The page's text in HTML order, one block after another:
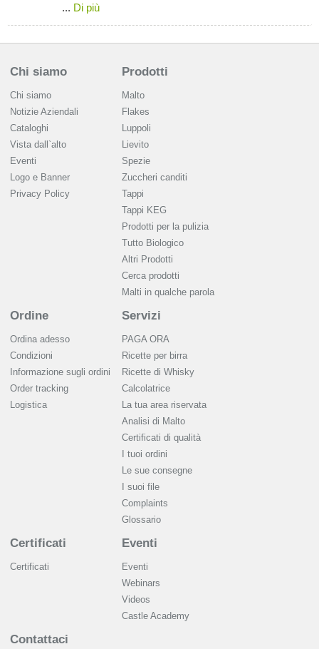
... Di più
Chi siamo
Chi siamo
Notizie Aziendali
Cataloghi
Vista dall`alto
Eventi
Logo e Banner
Privacy Policy
Prodotti
Malto
Flakes
Luppoli
Lievito
Spezie
Zuccheri canditi
Tappi
Tappi KEG
Prodotti per la pulizia
Tutto Biologico
Altri Prodotti
Cerca prodotti
Malti in qualche parola
Ordine
Ordina adesso
Condizioni
Informazione sugli ordini
Order tracking
Logistica
Servizi
PAGA ORA
Ricette per birra
Ricette di Whisky
Calcolatrice
La tua area riservata
Analisi di Malto
Сertificati di qualità
I tuoi ordini
Le sue consegne
I suoi file
Complaints
Glossario
Certificati
Certificati
Eventi
Eventi
Webinars
Videos
Castle Academy
Contattaci